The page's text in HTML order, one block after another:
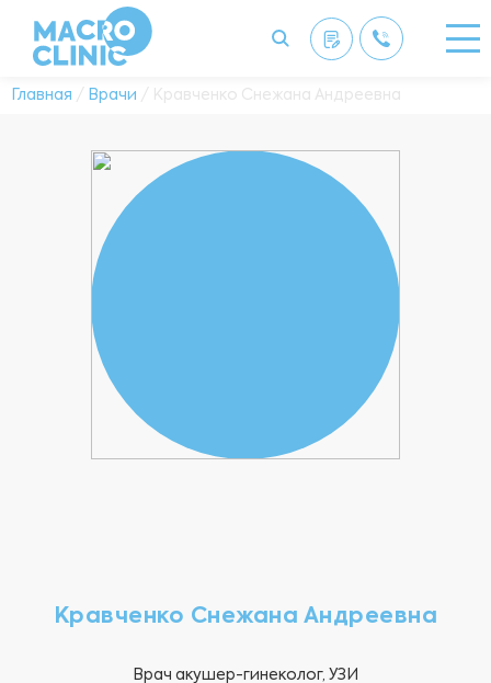
Главная / Врачи / Кравченко Снежана Андреевна
Кравченко Снежана Андреевна
Врач акушер-гинеколог, УЗИ